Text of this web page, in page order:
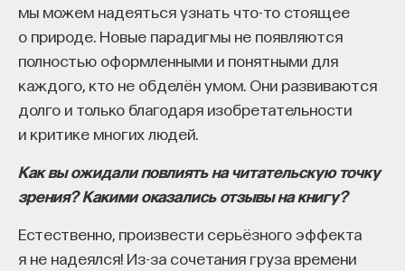
мы можем надеяться узнать что-то стоящее
о природе. Новые парадигмы не появляются
полностью оформленными и понятными для
каждого, кто не обделён умом. Они развиваются
долго и только благодаря изобретательности
и критике многих людей.
Как вы ожидали повлиять на читательскую точку
зрения? Какими оказались отзывы на книгу?
Естественно, произвести серьёзного эффекта
я не надеялся! Из-за сочетания груза времени
в своей деятельности. Когда университет
работает только под заказ, он занимает совсем
другую роль. У классического университета есть
редкая возможность — мыслить на длинной
дистанции и реально влиять на будущее: на то,
экономика и как в целом будет разворачиваться
общество».
Знание нельзя просто передать